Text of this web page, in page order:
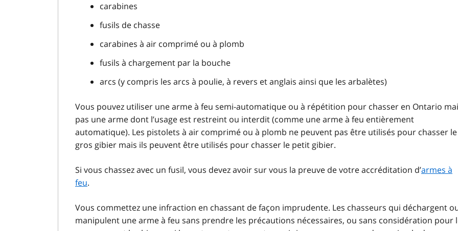
carabines
fusils de chasse
carabines à air comprimé ou à plomb
fusils à chargement par la bouche
arcs (y compris les arcs à poulie, à revers et anglais ainsi que les arbalètes)
Vous pouvez utiliser une arme à feu semi-automatique ou à répétition pour chasser en Ontario
pas une arme dont l’usage est restreint ou interdit (comme une arme à feu entièrement
automatique). Les pistolets à air comprimé ou à plomb ne peuvent pas être utilisés pour chasser le
gros gibier mais ils peuvent être utilisés pour chasser le petit gibier.
Si vous chassez avec un fusil, vous devez avoir sur vous la preuve de votre accréditation d’armes à
feu.
Vous commettez une infraction en chassant de façon imprudente. Les chasseurs qui déchargent
manipulent une arme à feu sans prendre les précautions nécessaires, ou sans considération pour